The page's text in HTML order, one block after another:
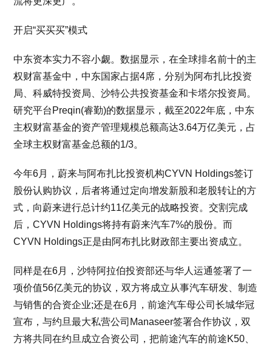
开启“买买买”模式
中东资本实力不容小觑。数据显示，在全球排名前十的主
权财富基金中，中东国家占据4席，分别为阿布扎比投资
局、科威特投资局、沙特公共投资基金和卡塔尔投资局。
研究平台Preqin(睿勤)的数据显示，截至2022年底，中东
主权财富基金的资产管理规模总额高达3.64万亿美元，占
全球主权财富基金总额的1/3。
今年6月，蔚来与阿布扎比投资机构CYVN Holdings签订
股份认购协议，后者将通过定向增发新股和老股转让的方
式，向蔚来进行总计约11亿美元的战略投资。交割完成
后，CYVN Holdings将持有蔚来汽车7%的股份。而
CYVN Holdings正是由阿布扎比财政部主要出资成立。
同样是在6月，沙特阿拉伯投资部还与华人运通签署了一
项价值56亿美元的协议，双方将成立从事汽车研发、制造
与销售的合资企业;还是在6月，前途汽车母公司长城华冠
宣布，与约旦最大私营公司Manaseer签署合作协议，双
方将共同在约旦成立合资公司，把前途汽车的前途K50、